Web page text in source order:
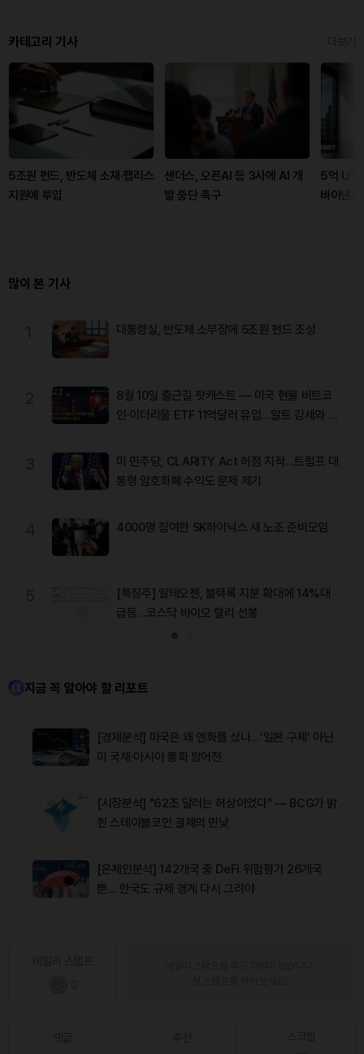
카테고리 기사
5조원 펀드, 반도체 소재·팹리스
지원에 투입
샌더스, 오픈AI 등 3사에 AI 개
발 중단 촉구
5억
바이낸
많이 본 기사
1 대통령실, 반도체 소부장에 5조원 펀드 조성
2
8월 10일 출근길 팟캐스트 — 미국 현물 비트코
인·이더리움 ETF 11억달러 유입…알트 강세와 숏
3
미 민주당, CLARITY Act 허점 지적…트럼프 대
통령 암호화폐 수익도 문제 제기
4 4000명 참여한 SK하이닉스 새 노조 준비모임
5
[특징주] 알테오젠, 블랙록 지분 확대에 14%대
급등…코스닥 바이오 랠리 선봉
지금 꼭 알아야 할 리포트
[경제분석] 미국은 왜 엔화를 샀나…‘일본 구제’ 아닌
미 국채·아시아 통화 방어전
[시장분석] "62조 달러는 허상이었다" — BCG가 밝
힌 스테이블코인 결제의 민낯
[온체인분석] 142개국 중 DeFi 위험평가 26개국
뿐… 한국도 규제 경계 다시 그려야